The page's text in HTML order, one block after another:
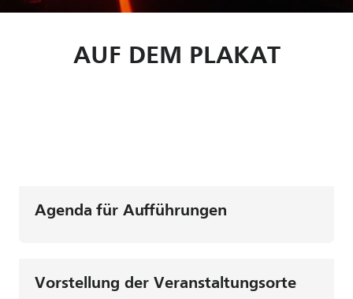
AUF DEM PLAKAT
Agenda für Aufführungen
Vorstellung der Veranstaltungsorte